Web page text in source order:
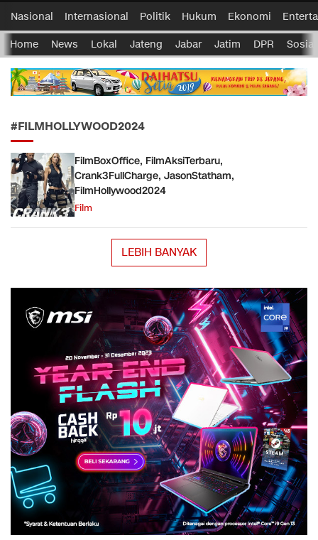
CMI News
Berani, Integritas dan Loyalitas
Nasional Internasional Politik Hukum Ekonomi
Home News Lokal Jateng Jabar Jatim DPR Sosial
#FILMHOLLYWOOD2024
FilmBoxOffice, FilmAksiTerbaru,
Crank3FullCharge, JasonStatham,
FilmHollywood2024
Film
LEBIH BANYAK